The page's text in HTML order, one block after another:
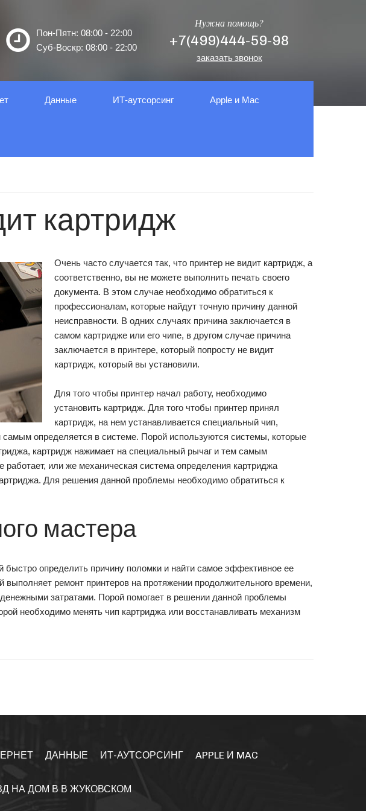
Пон-Пятн: 08:00 - 22:00
Суб-Воскр: 08:00 - 22:00
Нужна помощь?
+7(499)444-59-98
заказать звонок
Данные ИТ-аутсорсинг Apple и Mac
картридж
Очень часто случается так, что принтер не видит картридж, а
соответственно, вы не можете выполнить печать своего
документа. В этом случае необходимо обратиться к
профессионалам, которые найдут точную причину данной
неисправности. В одних случаях причина заключается в
самом картридже или его чипе, в другом случае причина
заключается в принтере, который попросту не видит
картридж, который вы установили.
Для того чтобы принтер начал работу, необходимо
установить картридж. Для того чтобы принтер принял
картридж, на нем устанавливается специальный чип,
самым определяется в системе. Порой используются системы, которые
картридж нажимает на специальный рычаг и тем самым
или же механическая система определения картриджа
Для решения данной проблемы необходимо обратиться к
мастера
определить причину поломки и найти самое эффективное ее
ремонт принтеров на протяжении продолжительного времени,
затратами. Порой помогает в решении данной проблемы
необходимо менять чип картриджа или восстанавливать механизм
ДАННЫЕ ИТ-АУТСОРСИНГ APPLE И MAC
НА ДОМ В В ЖУКОВСКОМ